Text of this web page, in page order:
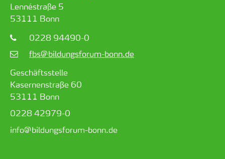
Lennéstraße 5
53111 Bonn
0228 94490-0
fbs@bildungsforum-bonn.de
Geschäftsstelle
Kasernenstraße 60
53111 Bonn
0228 42979-0
info@bildungsforum-bonn.de